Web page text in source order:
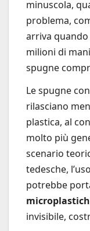
minuscola,
problema,
arriva
milioni di
spugne
Le spugne
rilasciano
plastica, al
molto più
scenario
tedesche,
potrebbe
invisibile,